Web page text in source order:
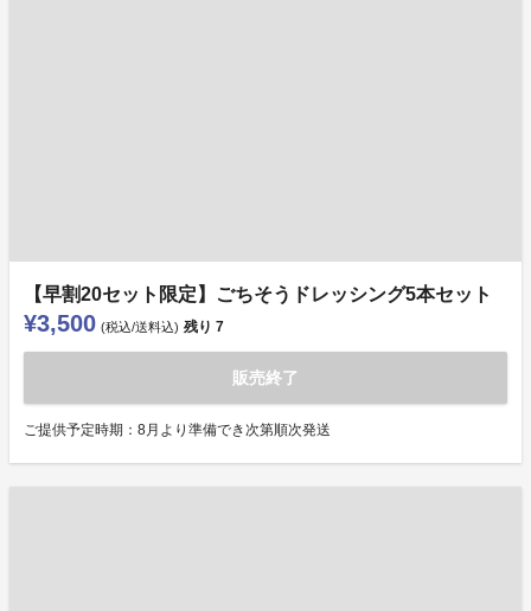
【早割20セット限定】ごちそうドレッシング5本セット
¥3,500 (税込/送料込) 残り 7
販売終了
ご提供予定時期：8月より準備でき次第順次発送